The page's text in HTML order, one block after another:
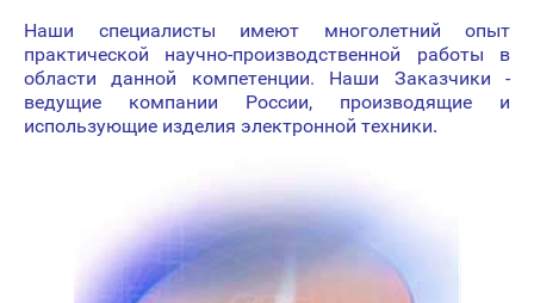
Наши специалисты имеют многолетний опыт
практической научно-производственной работы в
области данной компетенции. Наши Заказчики -
ведущие компании России, производящие и
использующие изделия электронной техники.